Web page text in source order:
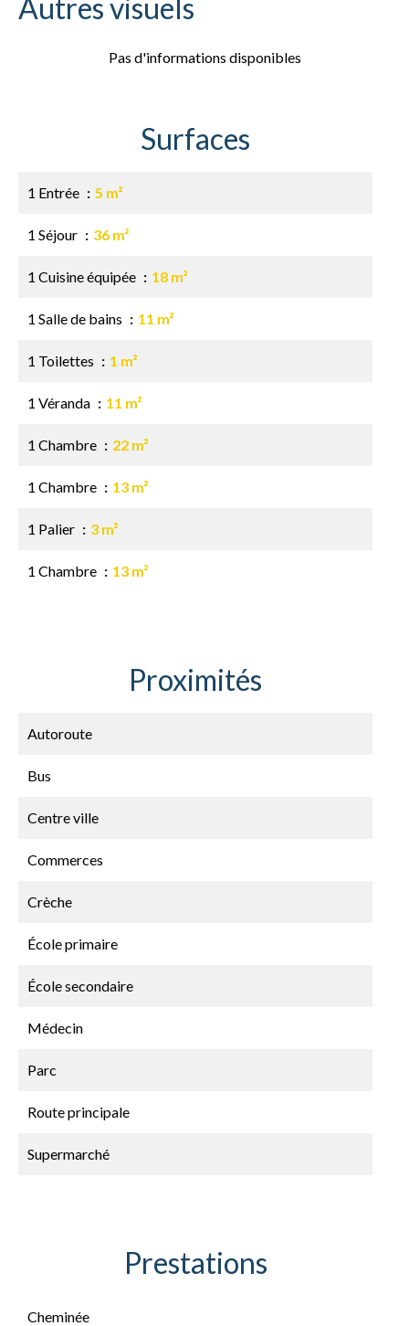
Autres visuels
Pas d'informations disponibles
Surfaces
1 Entrée 5 m²
1 Séjour 36 m²
1 Cuisine équipée 18 m²
1 Salle de bains 11 m²
1 Toilettes 1 m²
1 Véranda 11 m²
1 Chambre 22 m²
1 Chambre 13 m²
1 Palier 3 m²
1 Chambre 13 m²
Proximités
Autoroute
Bus
Centre ville
Commerces
Crèche
École primaire
École secondaire
Médecin
Parc
Route principale
Supermarché
Prestations
Cheminée